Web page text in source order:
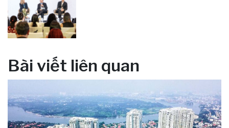
Bài viết liên quan